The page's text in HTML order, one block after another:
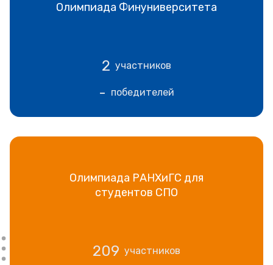
Олимпиада Финуниверситета
2 участников
- победителей
Олимпиада РАНХиГС для
студентов СПО
209 участников